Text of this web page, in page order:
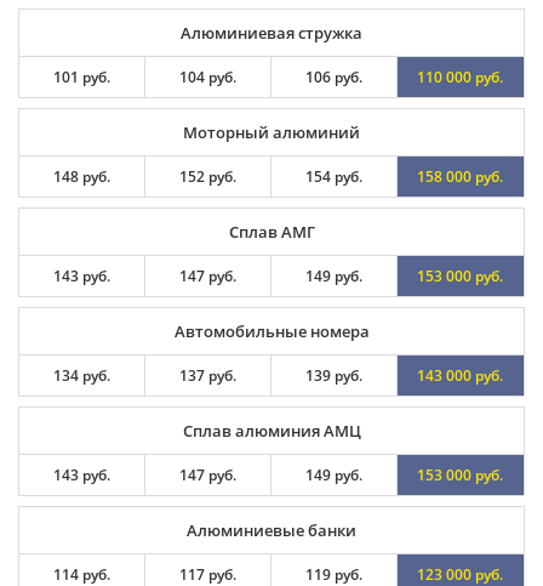
Алюминиевая стружка
101 руб. 104 руб. 106 руб. 110 000 руб.
Моторный алюминий
148 руб. 152 руб. 154 руб. 158 000 руб.
Сплав АМГ
143 руб. 147 руб. 149 руб. 153 000 руб.
Автомобильные номера
134 руб. 137 руб. 139 руб. 143 000 руб.
Сплав алюминия АМЦ
143 руб. 147 руб. 149 руб. 153 000 руб.
Алюминиевые банки
114 руб. 117 руб. 119 руб. 123 000 руб.